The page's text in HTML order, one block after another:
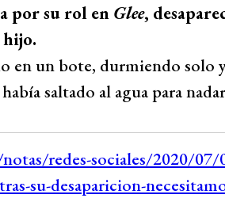
por su rol en Glee,
en un bote, durmiendo solo
saltado al agua para